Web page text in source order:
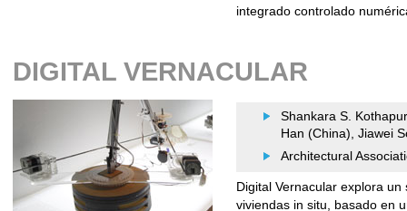
integrado controlado
DIGITAL VERNACULAR
Shankara S.
Han (China), Jiawei
Architectural
Digital Vernacular explora
viviendas in situ, basado en